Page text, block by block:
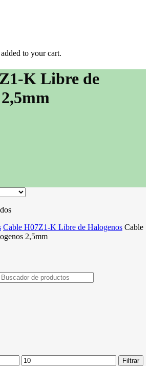
to your cart.
K Libre de
Cable H07Z1-K Libre de Halogenos Cable
2,5mm
Precio
Filtrar